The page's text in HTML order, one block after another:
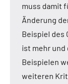
muss damit
Änderung
Beispiel des
ist mehr und
Beispielen
weiteren